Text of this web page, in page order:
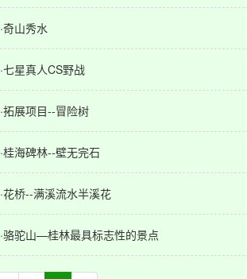
·奇山秀水
·七星真人CS野战
·拓展项目--冒险树
·桂海碑林--壁无完石
·花桥--满溪流水半溪花
·骆驼山—桂林最具标志性的景点